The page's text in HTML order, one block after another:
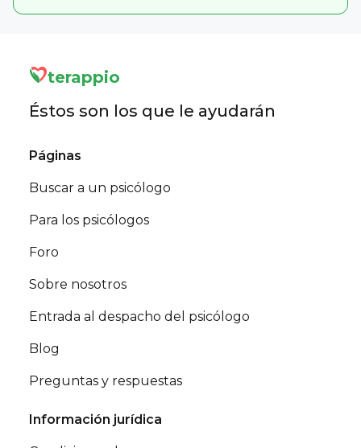
terappio
Éstos son los que le ayudarán
Páginas
Buscar a un psicólogo
Para los psicólogos
Foro
Sobre nosotros
Entrada al despacho del psicólogo
Blog
Preguntas y respuestas
Información jurídica